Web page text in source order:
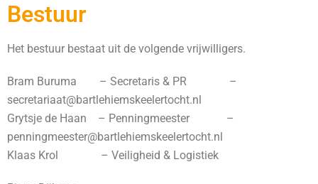
Bestuur
Het bestuur bestaat uit de volgende vrijwilligers.
Bram Buruma – Secretaris & PR –
secretariaat@bartlehiemskeelertocht.nl
Grytsje de Haan – Penningmeester –
penningmeester@bartlehiemskeelertocht.nl
Klaas Krol – Veiligheid & Logistiek